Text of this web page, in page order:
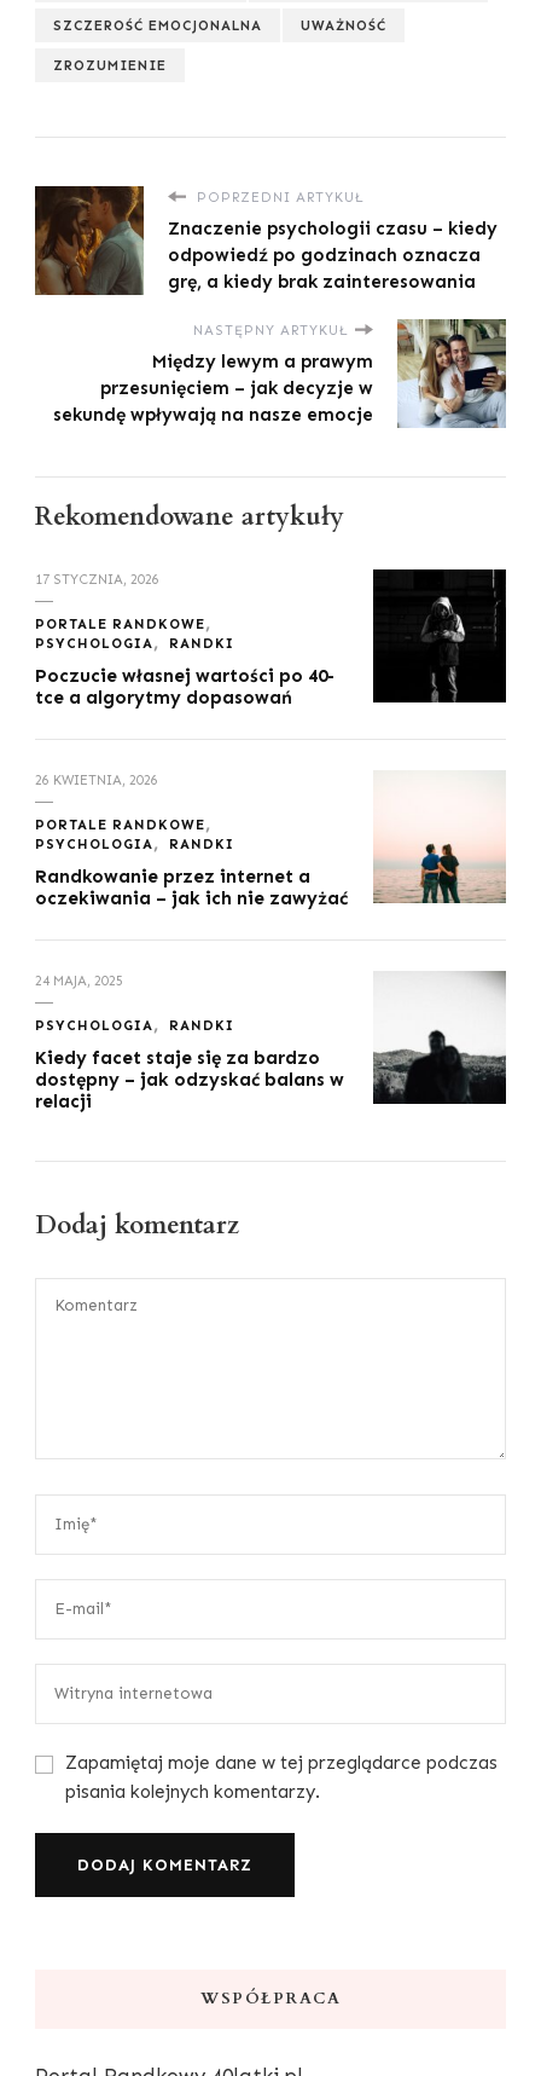
SZCZEROŚĆ EMOCJONALNA UWAŻNOŚĆ
ZROZUMIENIE
POPRZEDNI ARTYKUŁ
Znaczenie psychologii czasu – kiedy
odpowiedź po godzinach oznacza
grę, a kiedy brak zainteresowania
NASTĘPNY ARTYKUŁ
Między lewym a prawym
przesunięciem – jak decyzje w
sekundę wpływają na nasze emocje
Rekomendowane artykuły
17 STYCZNIA, 2026
PORTALE RANDKOWE
PSYCHOLOGIA
RANDKI
Poczucie własnej wartości po 40-
tce a algorytmy dopasowań
26 KWIETNIA, 2026
PORTALE RANDKOWE
PSYCHOLOGIA
RANDKI
Randkowanie przez internet a
oczekiwania – jak ich nie zawyżać
24 MAJA, 2025
PSYCHOLOGIA RANDKI
Kiedy facet staje się za bardzo
dostępny – jak odzyskać balans w
relacji
Dodaj komentarz
Zapamiętaj moje dane w tej przeglądarce podczas
pisania kolejnych komentarzy.
WSPÓŁPRACA